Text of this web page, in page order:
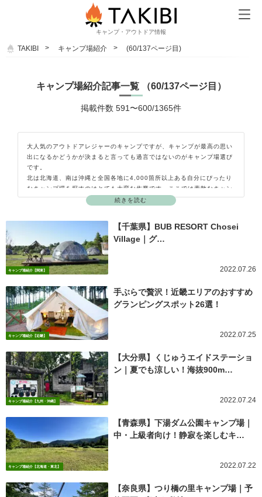
キャンプ・アウトドア情報
TAKIBI キャンプ場紹介 (60/137ページ目)
キャンプ場紹介記事一覧 （60/137ページ目）
掲載件数 591〜600/1365件
続きを読む
大人気のアウトドアレジャーのキャンプですが、キャンプが最高の思い
出になるかどうかが決まると言っても過言ではないのがキャンプ場選び
です。
北は北海道、南は沖縄と全国各地に4,000箇所以上ある自分にぴったり
なキャンプ場を探すのはとても大変な作業です。ここでは素敵なキャン
プ場を探している皆さんへキャンパーが実際にキャンプをしてきた感想
富士山が目の前に見えるキャンプ場や、温泉施設が併設されたキャンプ
場、子どもたちが楽しく遊べる遊具や広場があるキャンプ場、愛犬を連
れて一緒にキャンプができるドッグラン付きのキャンプ場などあなたに
合ったキャンプ場がきっと見つかるはずですよ。
キャンプ場紹介【関東】
【千葉県】BUB RESORT Chosei
Village｜グ…
2022.07.26
キャンプ場紹介【近畿】
手ぶらで贅沢！近畿エリアのおすすめ
グランピングスポット26選！
2022.07.25
キャンプ場紹介【九州・沖縄】
【大分県】くじゅうエイドステーショ
ン｜夏でも涼しい！海抜900m…
2022.07.24
キャンプ場紹介【北海道・東北】
【青森県】下湯ダム公園キャンプ場｜
中・上級者向け！静寂を楽しむキ…
2022.07.22
【奈良県】つり橋の里キャンプ場｜予